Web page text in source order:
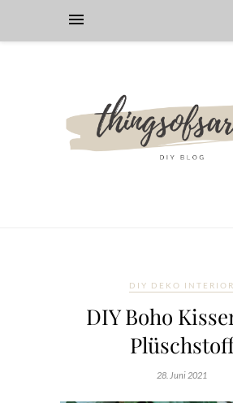
DIY DEKO INTERIOR
DIY Boho
28. Juni 2021